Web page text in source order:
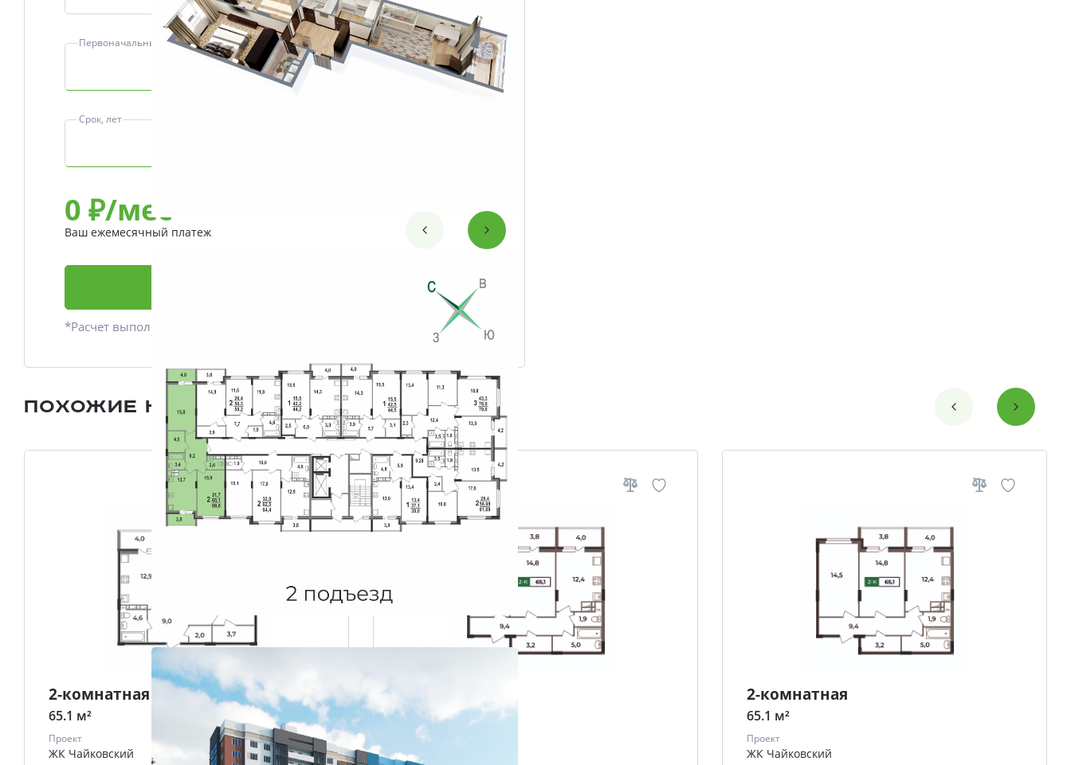
Первоначальный взнос, ₽
Срок, лет
0 ₽/мес
Ваш ежемесячный платеж
*Расчет выполнен приблизительно
Похожие квартиры Все планировки
2-комнатная
65.1 м²
Проект
ЖК Чайковский
2-комнатная
65.1 м²
Проект
ЖК Чайковский
2-комнатная
65.1 м²
Проект
ЖК Чайковский